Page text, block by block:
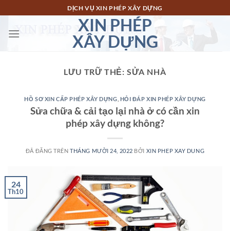
đến
nội
DỊCH VỤ XIN PHÉP XÂY DỰNG
XIN PHÉP
XÂY DỰNG
LƯU TRỮ THẺ: SỬA NHÀ
HỒ SƠ XIN CẤP PHÉP XÂY DỰNG HỎI ĐÁP XIN PHÉP XÂY DỰNG
Sửa chữa & cải tạo lại nhà ở có cần xin
phép xây dựng không?
ĐÃ ĐĂNG TRÊNTHÁNG MƯỜI 24, 2022 BỞI XIN PHEP XAY DUNG
24
Th10